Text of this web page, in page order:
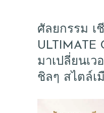
ศัลยกรรม เ
ULTIMATE
มาเปลี่ยนเ
ชิลๆ สไตล์เ